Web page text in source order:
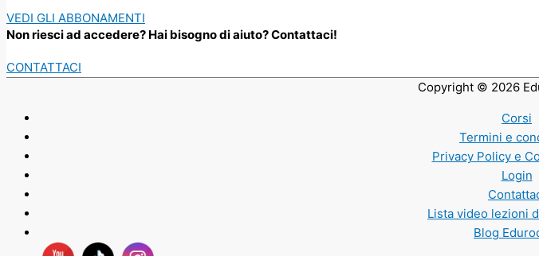
VEDI GLI ABBONAMENTI
Non riesci ad accedere? Hai bisogno di aiuto? Contattaci!
CONTATTACI
Copyright © 2026
Corsi
Termini e
Privacy Policy e
Login
Lista video lezioni
Blog